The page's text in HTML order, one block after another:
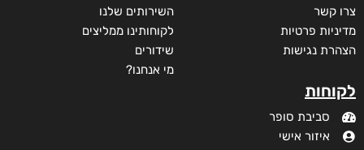
צרו קשר
מדיניות פרטיות
הצהרת נגישות
לקוחות
סביבת סופר
איזור אישי
השירותים שלנו
לקוחותינו ממליצים
שידורים
מי אנחנו?